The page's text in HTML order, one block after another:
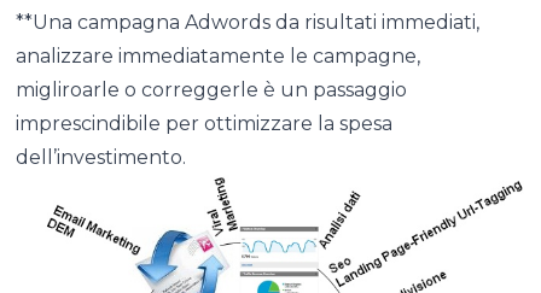
**Una campagna Adwords da risultati immediati,
analizzare immediatamente le campagne,
migliroarle o correggerle è un passaggio
imprescindibile per ottimizzare la spesa
dell’investimento.